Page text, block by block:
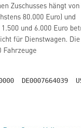
Zuschusses hängt von
80.000 Euro) und
und 6.000 Euro
für Dienstwagen. Die